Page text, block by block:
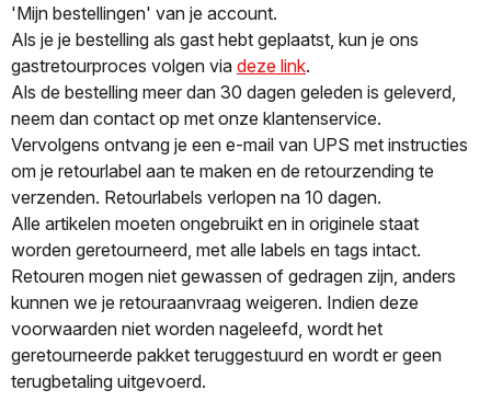
'Mijn bestellingen' van je account.
Als je je bestelling als gast hebt geplaatst, kun je ons
gastretourproces volgen via deze link.
Als de bestelling meer dan 30 dagen geleden is geleverd,
neem dan contact op met onze klantenservice.
Vervolgens ontvang je een e-mail van UPS met instructies
om je retourlabel aan te maken en de retourzending te
verzenden. Retourlabels verlopen na 10 dagen.
Alle artikelen moeten ongebruikt en in originele staat
worden geretourneerd, met alle labels en tags intact.
Retouren mogen niet gewassen of gedragen zijn, anders
kunnen we je retouraanvraag weigeren. Indien deze
voorwaarden niet worden nageleefd, wordt het
geretourneerde pakket teruggestuurd en wordt er geen
terugbetaling uitgevoerd.